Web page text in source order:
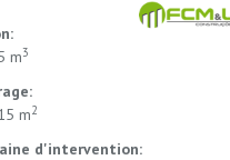
m3
m2
d'intervention: